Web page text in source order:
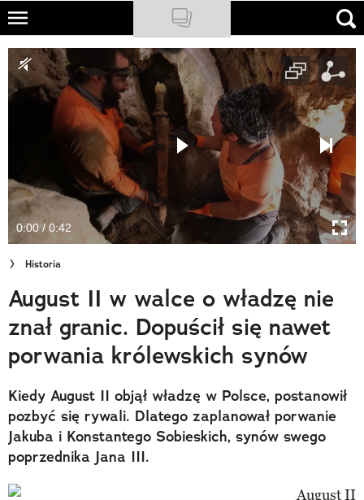
Skip
main
content
NATIONAL GEOGRAPHIC
TRAVELER
PODCASTY
Newsletter
Cuda Polski
Wielki Konkurs Fotograficzny
Trendbook Podróżniczy
Polecane
0:00 / 0:42
Historia
August II w walce o władzę nie
znał granic. Dopuścił się nawet
porwania królewskich synów
Kiedy August II objął władzę w Polsce, postanowił
pozbyć się rywali. Dlatego zaplanował porwanie
Jakuba i Konstantego Sobieskich, synów swego
poprzednika Jana III.